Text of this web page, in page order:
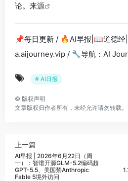
论。 来源
📌每日更新 / 🔥AI早报|📖道德
a.aijourney.vip / 🔧导航：AI
# AI日报
© 版权声明
文章版权归作者所有，未经允许请勿转载。
上一篇
AI早报 | 2026年6月22日（周
一）：智谱开源GLM-5.2编码超
GPT-5.5、美国禁Anthropic
Fable 5境外访问